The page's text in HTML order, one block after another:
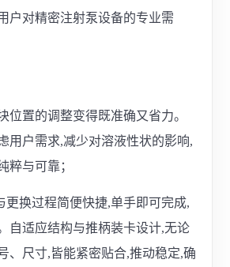
户对精密注射泵设备的专业需
位置的调整变得既准确又省力。
用户需求,减少对溶液性状的影响,
粹与可靠；
更换过程简便快捷,单手即可完成,
自适应结构与推柄装卡设计,无论
、尺寸,皆能紧密贴合,推动稳定,确